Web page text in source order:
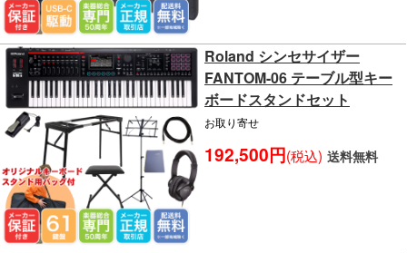
Roland シンセサイザー
FANTOM-06 テーブル型キー
ボードスタンドセット
お取り寄せ
192,500円(税込) 送料無料